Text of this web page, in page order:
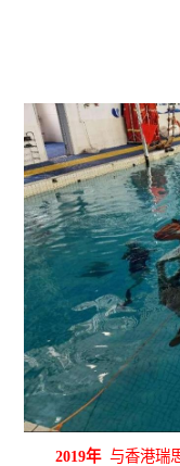
2019年与香港瑞